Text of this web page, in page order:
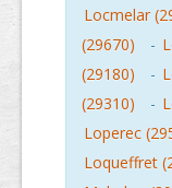
Locmelar
(29670)
-
(29180)
-
(29310)
-
Loperec
Loqueffret